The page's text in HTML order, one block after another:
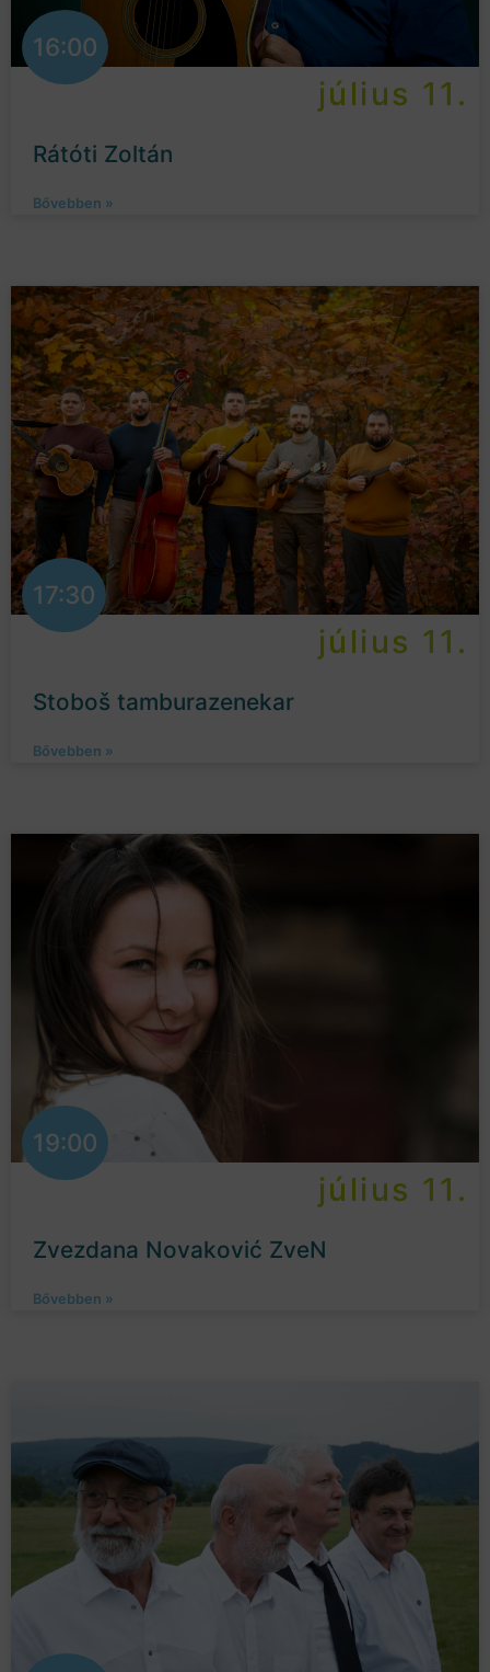
16:00
július 11.
Rátóti Zoltán
Bővebben »
17:30
július 11.
Stoboš tamburazenekar
Bővebben »
19:00
július 11.
Zvezdana Novaković ZveN
Bővebben »